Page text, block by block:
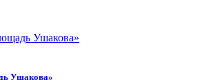
Ушакова»